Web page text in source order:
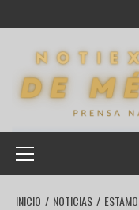
INICIO NOTICIAS